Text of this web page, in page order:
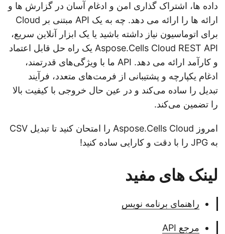
داده ها، اشتراک گذاری امن و ادغام آسان در گزارش ها و
ارائه ها را ارائه می دهد. چه به یک API مبتنی بر Cloud
برای اتوماسیون نیاز داشته باشید یا یک ابزار آنلاین سریع،
Aspose.Cells Cloud REST API یک راه حل قابل اعتماد
و کارآمد ارائه می دهد. API ما با ویژگی‌های قدرتمند،
ادغام یکپارچه و پشتیبانی از فرمت‌های متعدد، فرآیند
تبدیل را ساده می‌کند و در عین حال خروجی با کیفیت بالا
را تضمین می‌کند.
امروز Aspose.Cells Cloud را امتحان کنید تا تبدیل CSV
به JPG را با دقت و کارایی ساده کنید!
لینک های مفید
راهنمای برنامه نویس
مرجع API